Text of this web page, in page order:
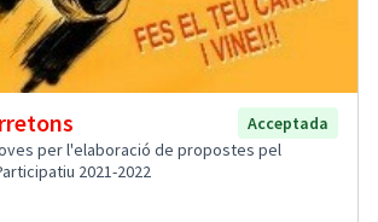
Acceptada
per l'elaboració de propostes pel
2021-2022